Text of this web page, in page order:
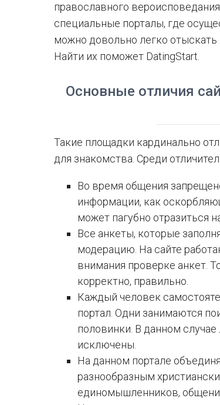
православного
специальные порталы, где
можно довольно легко отыскать
Найти их поможет DatingStart.
Основные отличия
Такие площадки кардинально
для знакомства. Среди
Во время общения
информации, как
может пагубно отразиться
Все анкеты, которые
модерацию. На сайте
внимания проверке анкет.
корректно, правильно.
Каждый человек
портал. Одни занимаются
половинки. В данном
исключены.
На данном портале
разнообразным
единомышленников,